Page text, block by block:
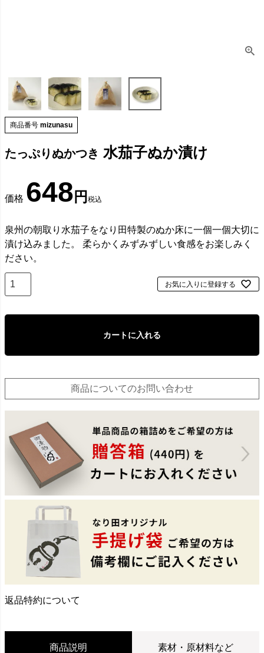
商品番号 mizunasu
たっぷりぬかつき 水茄子ぬか漬け
価格 648 税込
泉州の朝取り水茄子をなり田特製のぬか床に一個一個大切に
漬け込みました。 柔らかくみずみずしい食感をお楽しみく
ださい。
お気に入りに登録する
カートに入れる
商品についてのお問い合わせ
返品特約について
商品説明 素材・原材料など